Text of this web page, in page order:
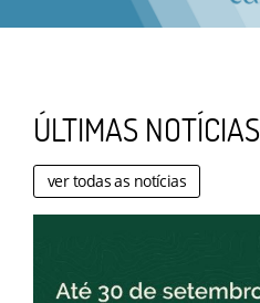
ÚLTIMAS NOTÍCIAS
ver todas as notícias